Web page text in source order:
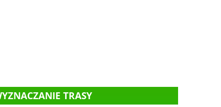
TRASY